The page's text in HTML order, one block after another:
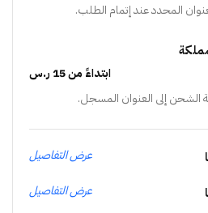
المحدد عند إتمام الطلب.
ابتداءً من 15 ر.س
الشحن إلى العنوان المسجل.
عرض التفاصيل
عرض التفاصيل